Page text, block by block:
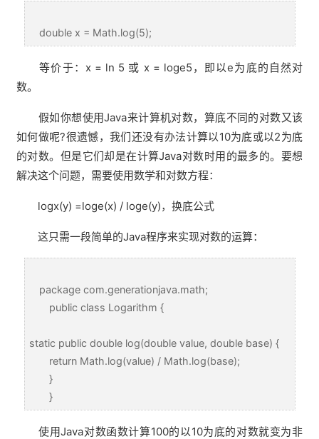
double x = Math.log(5);
等价于：x = ln 5 或 x = loge5，即以e为底的自然对
数。
假如你想使用Java来计算机对数，算底不同的对数又该
如何做呢?很遗憾，我们还没有办法计算以10为底或以2为底
的对数。但是它们却是在计算Java对数时用的最多的。要想
解决这个问题，需要使用数学和对数方程：
logx(y) =loge(x) / loge(y)，换底公式
这只需一段简单的Java程序来实现对数的运算：
package com.generationjava.math;
public class Logarithm {
static public double log(double value, double base) {
return Math.log(value) / Math.log(base);
}
}
使用Java对数函数计算100的以10为底的对数就变为非